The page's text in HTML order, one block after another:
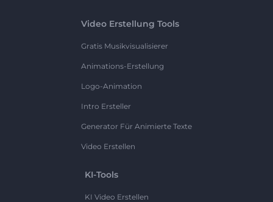
Video Erstellung Tools
Gratis Musikvisualisierer
Animations-Erstellung
Logo-Animation
Intro Ersteller
Generator Für Animierte Texte
Video Erstellen
KI-Tools
KI Video Erstellen